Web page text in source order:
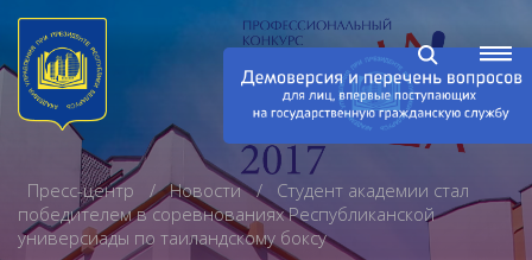
Пресс-центр Новости
Студент академии стал
победителем в соревнованиях Республиканской
универсиады по таиландскому боксу